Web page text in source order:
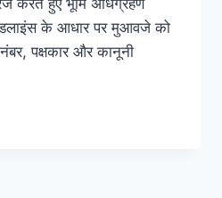
करते हुए भूमि अधिग्रहण
के आधार पर मुआवजे को
पक्षकार और कानूनी